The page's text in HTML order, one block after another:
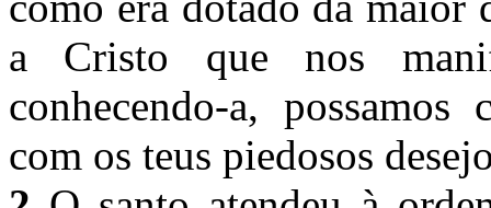
a Cristo que nos
conhecendo-a,
com os teus piedosos